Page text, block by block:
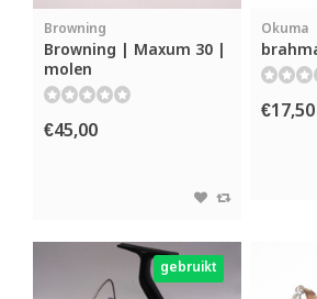
Browning
Browning | Maxum 30 |
molen
€45,00
Okuma
€17,50
gebruikt